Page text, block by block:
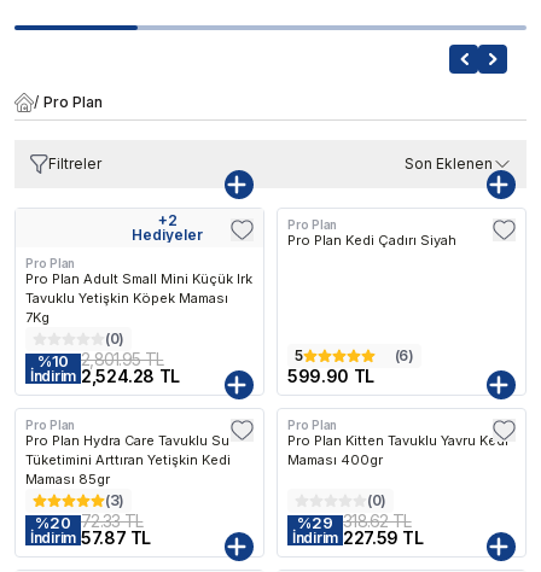
/ Pro Plan
Filtreler Son Eklenen
+2
Hediyeler
Pro Plan
Pro Plan Adult Small Mini Küçük Irk
Tavuklu Yetişkin Köpek Maması
7Kg
(0)
%10
İndirim
2,801.95 TL
2,524.28 TL
Pro Plan
Pro Plan Kedi Çadırı Siyah
5 (6)
599.90 TL
Pro Plan
Pro Plan Hydra Care Tavuklu Su
Tüketimini Arttıran Yetişkin Kedi
Maması 85gr
(3)
%20
İndirim
72.33 TL
57.87 TL
Pro Plan
Pro Plan Kitten Tavuklu Yavru Kedi
Maması 400gr
(0)
%29
İndirim
318.62 TL
227.59 TL